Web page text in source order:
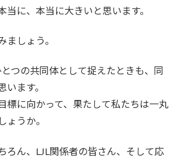
当に、本当に大きいと思います。
ましょう。
つの共同体として捉えたときも、同
います。
標に向かって、果たして私たちは一丸
ょうか。
ろん、LJL関係者の皆さん、そして応